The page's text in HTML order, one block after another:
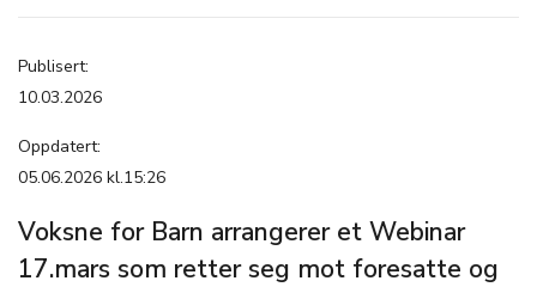
Publisert:
10.03.2026
Oppdatert:
05.06.2026 kl.15:26
Voksne for Barn arrangerer et Webinar
17.mars som retter seg mot foresatte og